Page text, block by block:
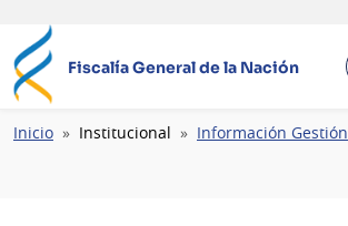
Fiscalía General de la Nación
Ruta
Inicio Institucional Información Gestión